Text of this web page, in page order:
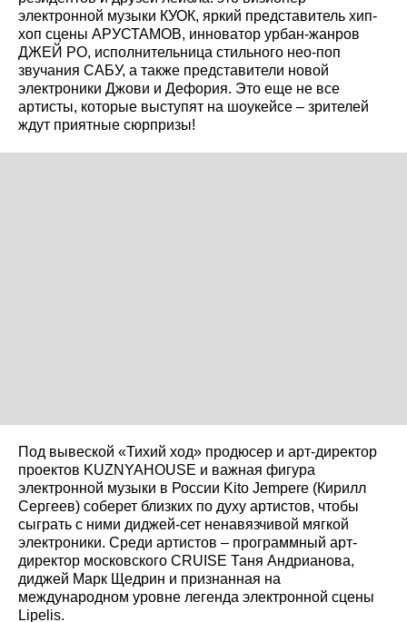
электронной музыки КУОК, яркий представитель хип-
хоп сцены АРУСТАМОВ, инноватор урбан-жанров
ДЖЕЙ РО, исполнительница стильного нео-поп
звучания САБУ, а также представители новой
электроники Джови и Дефория. Это еще не все
артисты, которые выступят на шоукейсе – зрителей
ждут приятные сюрпризы!
Под вывеской «Тихий ход» продюсер и арт-директор
проектов KUZNYAHOUSE и важная фигура
электронной музыки в России Kito Jempere (Кирилл
Сергеев) соберет близких по духу артистов, чтобы
сыграть с ними диджей-сет ненавязчивой мягкой
электроники. Среди артистов – программный арт-
директор московского CRUISE Таня Андрианова,
диджей Марк Щедрин и признанная на
международном уровне легенда электронной сцены
Lipelis.